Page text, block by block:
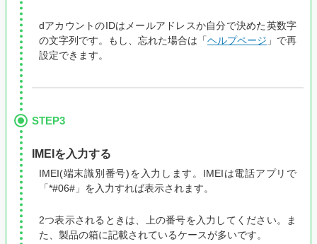
dアカウントのIDはメールアドレスか自分で決めた英数字
の文字列です。もし、忘れた場合は「ヘルプページ 」で再
設定できます。
STEP3
IMEIを入力する
IMEI(端末識別番号)を入力します。IMEIは電話アプリで
「*#06#」を入力すれば表示されます。
2つ表示されるときは、上の番号を入力してください。ま
た、製品の箱に記載されているケースが多いです。